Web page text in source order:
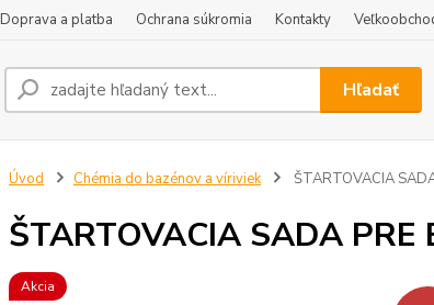
Doprava a platba Ochrana súkromia Kontakty
Hľadať
Úvod Chémia do bazénov a víriviek ŠTARTOVACIA
ŠTARTOVACIA SADA PRE
Akcia